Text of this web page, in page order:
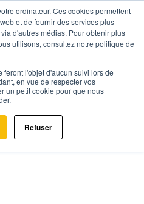
ordinateur. Ces cookies permettent
et de fournir des services plus
d'autres médias. Pour obtenir plus
utilisons, consultez notre politique de
l'objet d'aucun suivi lors de
en vue de respecter vos
un petit cookie pour que nous
Refuser
Nouvelle-Aquitaine
Lozay (17330)
à Lozay :
2026